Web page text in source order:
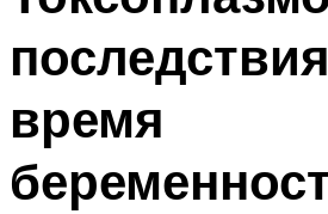
время